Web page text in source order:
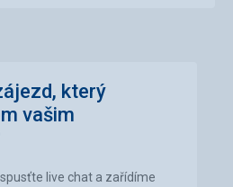
který
vašim
live chat a zařídíme